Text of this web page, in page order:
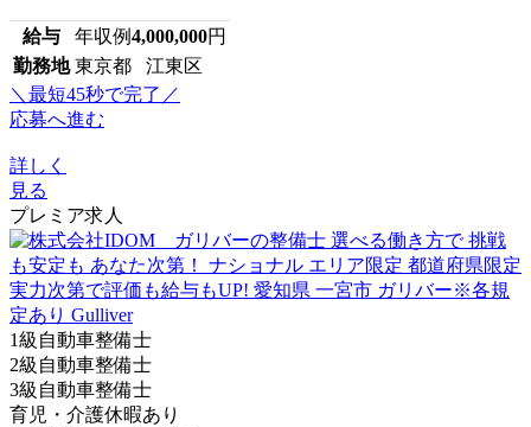
給与 年収例4,000,000円
勤務地 東京都 江東区
＼最短45秒で完了／
応募へ進む
詳しく
見る
プレミア求人
1級自動車整備士
2級自動車整備士
3級自動車整備士
育児・介護休暇あり